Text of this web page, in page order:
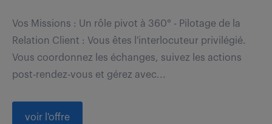
Vos Missions : Un rôle pivot à 360° - Pilotage de la
Relation Client : Vous êtes l'interlocuteur privilégié.
Vous coordonnez les échanges, suivez les actions
post-rendez-vous et gérez avec...
voir l'offre